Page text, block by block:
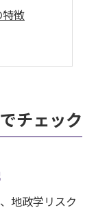
徴
在地
情報
説
理術
視点
チェック
地政学リスク